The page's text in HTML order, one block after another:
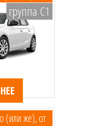
группа C1
(или же), от